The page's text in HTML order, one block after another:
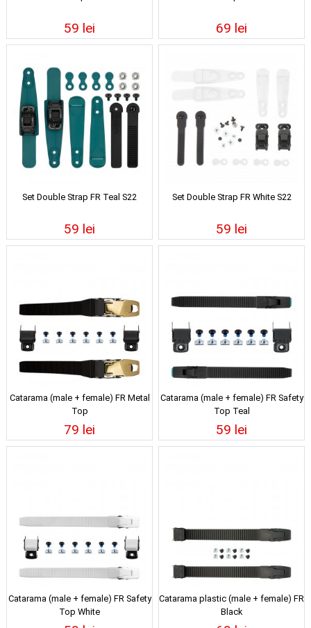
59 lei 69 lei
Set Double Strap FR Teal S22
59 lei
Set Double Strap FR White S22
59 lei
Catarama (male + female) FR Metal
Top
79 lei
Catarama (male + female) FR Safety
Top Teal
59 lei
Catarama (male + female) FR Safety
Top White
Catarama plastic (male + female) FR
Black